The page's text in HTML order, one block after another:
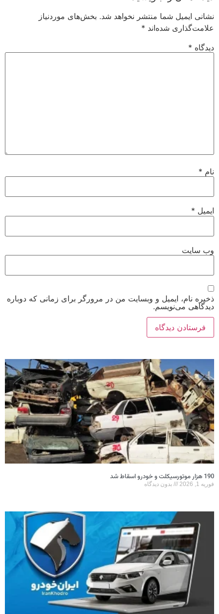
نشانی ایمیل شما منتشر نخواهد شد. بخش‌های موردنیاز
علامت‌گذاری شده‌اند*
دیدگاه*
نام*
ایمیل*
وب‌ سایت
ذخیره نام، ایمیل و وبسایت من در مرورگر برای زمانی که دوباره
دیدگاهی می‌نویسم.
190 هزار موتورسیکلت و خودرو اسقاط شد
فوریه 1, 2026 بدون دیدگاه